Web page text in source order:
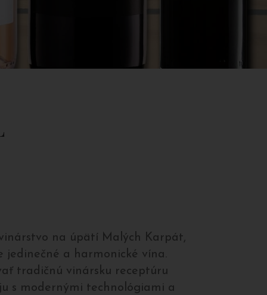
na úpätí Malých Karpát,
jedinečné a harmonické vína.
tradičnú vinársku receptúru
s modernými technológiami a